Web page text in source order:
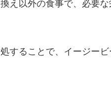
え以外の食事で、必要
することで、イージー